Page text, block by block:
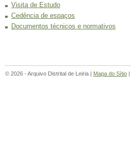
Visita de Estudo
Cedência de espaços
Documentos técnicos e normativos
© 2026 - Arquivo Distrital de Leiria | Mapa do Sítio